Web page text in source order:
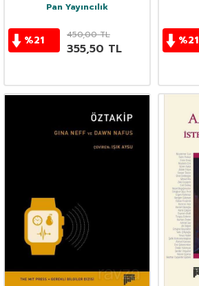
Pan Yayıncılık
%21 450,00TL
355,50 TL
%21